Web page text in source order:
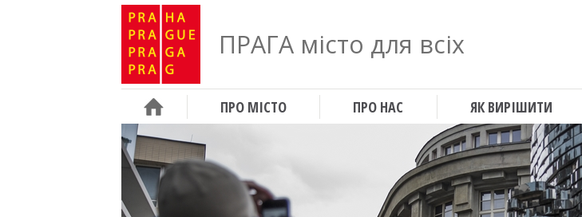
ПРАГА місто для всіх
ПРО МІСТО ПРО НАС ЯК ВИРІШИТИ